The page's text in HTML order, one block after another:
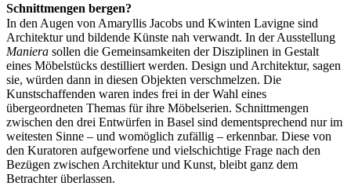
Schnittmengen bergen?
In den Augen von Amaryllis Jacobs und Kwinten Lavigne sind
Architektur und bildende Künste nah verwandt. In der Ausstellung
Maniera sollen die Gemeinsamkeiten der Disziplinen in Gestalt
eines Möbelstücks destilliert werden. Design und Architektur, sagen
sie, würden dann in diesen Objekten verschmelzen. Die
Kunstschaffenden waren indes frei in der Wahl eines
übergeordneten Themas für ihre Möbelserien. Schnittmengen
zwischen den drei Entwürfen in Basel sind dementsprechend nur im
weitesten Sinne – und womöglich zufällig – erkennbar. Diese von
den Kuratoren aufgeworfene und vielschichtige Frage nach den
Bezügen zwischen Architektur und Kunst, bleibt ganz dem
Betrachter überlassen.